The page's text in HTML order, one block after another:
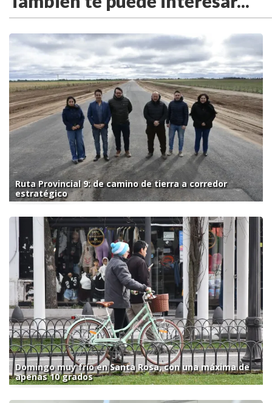
Ruta Provincial 9: de camino de tierra a corredor
estratégico
Domingo muy frío en Santa Rosa, con una máxima de
apenas 10 grados